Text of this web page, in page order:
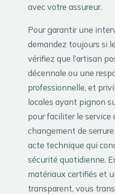
avec votre assureur.
Pour garantir une
demandez toujours si
vérifiez que l’artisan
décennale ou une
professionnelle, et
locales ayant pignon
pour faciliter le service
changement de
acte technique qui
sécurité quotidienne.
matériaux certifiés et
transparent, vous